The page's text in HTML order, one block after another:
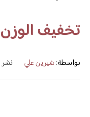
تخفيف الوزن
بواسطة:شيرين علي نشر في: 7